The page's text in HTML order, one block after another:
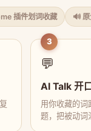
插件划词收藏 🔊
3
💬
AI Talk 开
用你收藏的词
题，把被动词